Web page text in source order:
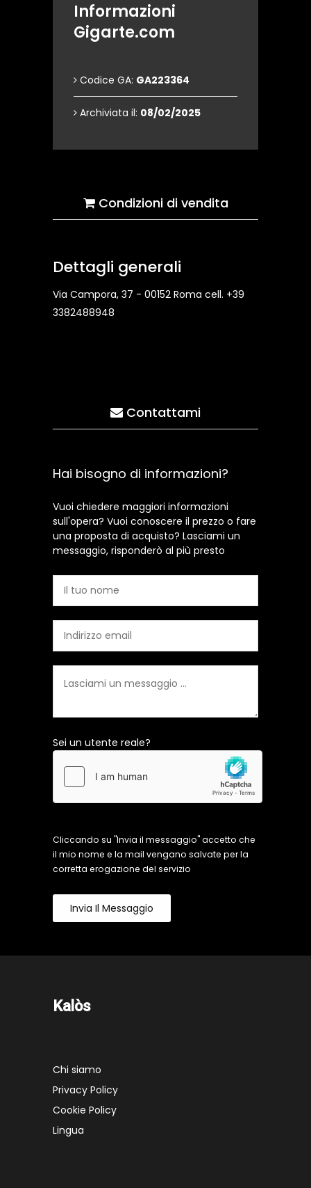
Informazioni
Gigarte.com
Codice GA: GA223364
Archiviata il: 08/02/2025
Condizioni di vendita
Dettagli generali
Via Campora, 37 - 00152 Roma cell. +39
3382488948
Contattami
Hai bisogno di informazioni?
Vuoi chiedere maggiori informazioni
sull'opera? Vuoi conoscere il prezzo o fare
una proposta di acquisto? Lasciami un
messaggio, risponderò al più presto
Sei un utente reale?
Cliccando su "Invia il messaggio" accetto che
il mio nome e la mail vengano salvate per la
corretta erogazione del servizio
Invia Il Messaggio
Kalòs
Chi siamo
Privacy Policy
Cookie Policy
Lingua